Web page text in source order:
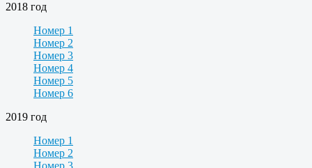
2018 год
Номер 1
Номер 2
Номер 3
Номер 4
Номер 5
Номер 6
2019 год
Номер 1
Номер 2